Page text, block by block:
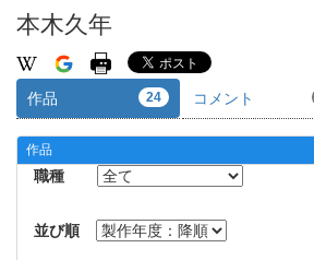
本木久年
作品 24 コメント
作品
職種
並び順